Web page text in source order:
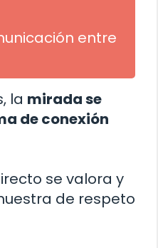
entre
la mirada se
de conexión
se valora y
de respeto